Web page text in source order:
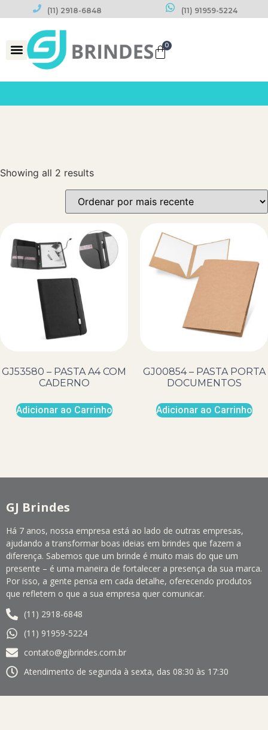
(11) 2918-6848 (11) 91959-5224
0
Showing all 2 results
GJ53580 – PASTA A4 COM
CADERNO
Adicionar ao Carrinho
GJ00854 – PASTA PORTA
DOCUMENTOS
Adicionar ao Carrinho
GJ Brindes
Há 7 anos, nossa empresa está ao lado de outras empresas,
ajudando a transformar boas ideias em brindes que fazem a
diferença. Sabemos que um brinde é muito mais do que um
presente – é uma maneira de fortalecer a presença da sua marca.
Por isso, a gente pensa em cada detalhe, oferecendo produtos
que refletem o que a sua empresa quer comunicar.
(11) 2918-6848
(11) 91959-5224
contato@gjbrindes.com.br
Atendimento de segunda à sexta, das 08:30 às 17:30